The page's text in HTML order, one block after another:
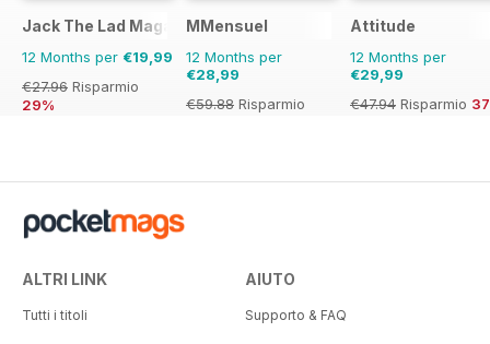
Jack The Lad Magazine
12 Months per €19,99
€27.96 Risparmio
29%
MMensuel
12 Months per
€28,99
€59.88 Risparmio
Attitude
12 Months per
€29,99
€47.94 Risparmio
ALTRI LINK
Tutti i titoli
AIUTO
Supporto & FAQ